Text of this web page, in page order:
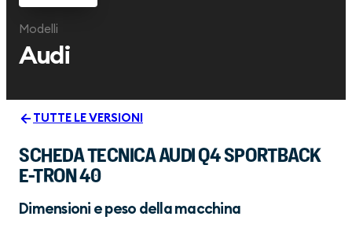
Modelli
Audi
TUTTE LE VERSIONI
SCHEDA TECNICA AUDI Q4 SPORTBACK
E-TRON 40
Dimensioni e peso della macchina